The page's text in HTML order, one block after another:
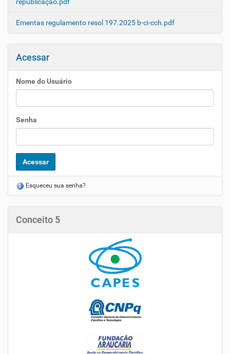
Ementas regulamento resol 197.2025 b-ci-cch.pdf
Acessar
Nome do Usuário
Senha
Esqueceu sua senha?
Conceito 5